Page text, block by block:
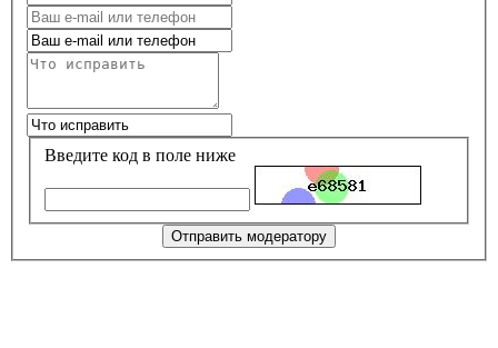
Введите код в поле ниже
Отправить модератору